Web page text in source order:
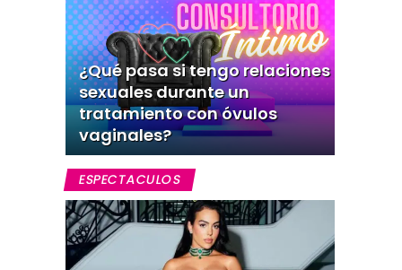
¿Qué pasa si tengo relaciones
sexuales durante un
tratamiento con óvulos
vaginales?
ESPECTACULOS